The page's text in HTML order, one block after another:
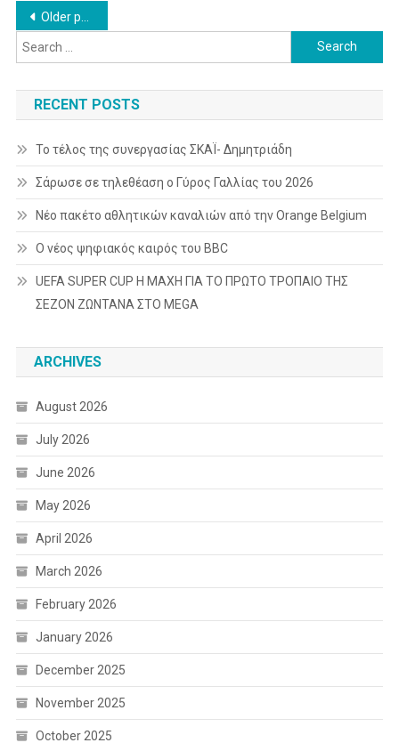
Posts
navigation
Older posts
Search
for:
RECENT POSTS
Το τέλος της συνεργασίας ΣΚΑΪ- Δημητριάδη
Σάρωσε σε τηλεθέαση ο Γύρος Γαλλίας του 2026
Νέο πακέτο αθλητικών καναλιών από την Orange Belgium
Ο νέος ψηφιακός καιρός του BBC
UEFA SUPER CUP Η ΜΑΧΗ ΓΙΑ ΤΟ ΠΡΩΤΟ ΤΡΟΠΑΙΟ ΤΗΣ
ΣΕΖΟΝ ΖΩΝΤΑΝΑ ΣΤΟ MEGA
ARCHIVES
August 2026
July 2026
June 2026
May 2026
April 2026
March 2026
February 2026
January 2026
December 2025
November 2025
October 2025